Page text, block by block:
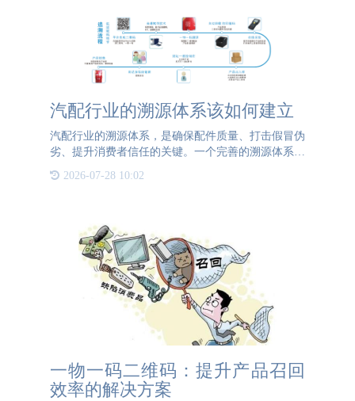
汽配行业的溯源体系该如何建立
汽配行业的溯源体系，是确保配件质量、打击假冒伪
劣、提升消费者信任的关键。一个完善的溯源体系，
应当覆盖从生产到销售的全链条，实现信息的透明化
和可追溯性。 首先，在生产环节，企业需建立详尽
2026-07-28 10:02
一物一码二维码：提升产品召回
效率的解决方案